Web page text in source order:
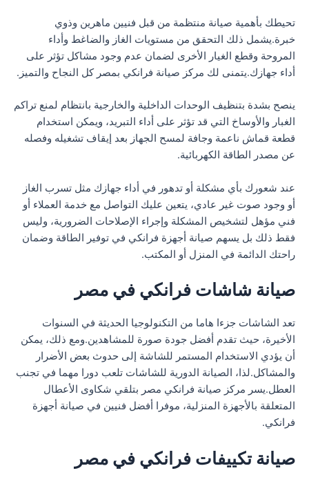
تحيطك بأهمية صيانة منتظمة من قبل فنيين ماهرين وذوي
خبرة.يشمل ذلك التحقق من مستويات الغاز والضاغط وأداء
المروحة وقطع الغيار الأخرى لضمان عدم وجود مشاكل تؤثر على
أداء جهازك.يتمنى لك مركز صيانة فرانكي بمصر كل النجاح والتميز.
ينصح بشدة بتنظيف الوحدات الداخلية والخارجية بانتظام لمنع تراكم
الغبار والأوساخ التي قد تؤثر على أداء التبريد، ويمكن استخدام
قطعة قماش ناعمة وجافة لمسح الجهاز بعد إيقاف تشغيله وفصله
عن مصدر الطاقة الكهربائية.
عند شعورك بأي مشكلة أو تدهور في أداء جهازك مثل تسرب الغاز
أو وجود صوت غير عادي، يتعين عليك التواصل مع خدمة العملاء أو
فني مؤهل لتشخيص المشكلة وإجراء الإصلاحات الضرورية، وليس
فقط ذلك بل يسهم صيانة أجهزة فرانكي في توفير الطاقة وضمان
راحتك الدائمة في المنزل أو المكتب.
صيانة شاشات فرانكي في مصر
تعد الشاشات جزءا هاما من التكنولوجيا الحديثة في السنوات
الأخيرة، حيث تقدم أفضل جودة صورة للمشاهدين.ومع ذلك، يمكن
أن يؤدي الاستخدام المستمر للشاشة إلى حدوث بعض الأضرار
والمشاكل.لذا، الصيانة الدورية للشاشات تلعب دورا مهما في تجنب
العطل.يسر مركز صيانة فرانكي مصر بتلقي شكاوى الأعطال
المتعلقة بالأجهزة المنزلية، موفرا أفضل فنيين في صيانة أجهزة
فرانكي.
صيانة تكييفات فرانكي في مصر